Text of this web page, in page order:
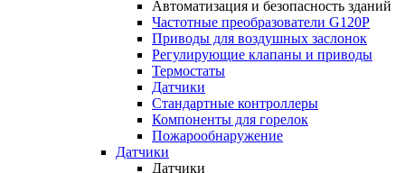
Автоматизация и безопасность зданий
Частотные преобразователи G120P
Приводы для воздушных заслонок
Регулирующие клапаны и приводы
Термостаты
Датчики
Стандартные контроллеры
Компоненты для горелок
Пожарообнаружение
Датчики
Датчики